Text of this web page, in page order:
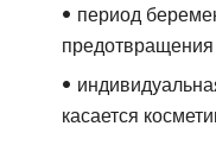
период
предотвращения
касается